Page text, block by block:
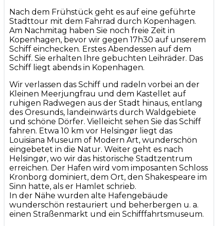
Nach dem Frühstück geht es auf eine geführte
Stadttour mit dem Fahrrad durch Kopenhagen.
Am Nachmitag haben Sie noch freie Zeit in
Kopenhagen, bevor wir gegen 17h30 auf unserem
Schiff einchecken. Erstes Abendessen auf dem
Schiff. Sie erhalten Ihre gebuchten Leihräder. Das
Schiff liegt abends in Kopenhagen.
Wir verlassen das Schiff und radeln vorbei an der
Kleinen Meerjungfrau und dem Kastellet auf
ruhigen Radwegen aus der Stadt hinaus, entlang
des Öresunds, landeinwärts durch Waldgebiete
und schöne Dörfer. Vielleicht sehen Sie das Schiff
fahren. Etwa 10 km vor Helsingør liegt das
Louisiana Museum of Modern Art, wunderschön
eingebetet in die Natur. Weiter geht es nach
Helsingør, wo wir das historische Stadtzentrum
erreichen. Der Hafen wird vom imposanten Schloss
Kronborg dominiert, dem Ort, den Shakespeare im
Sinn hatte, als er Hamlet schrieb.
In der Nähe wurden alte Hafengebäude
wunderschön restauriert und beherbergen u. a.
einen Straßenmarkt und ein Schifffahrtsmuseum.